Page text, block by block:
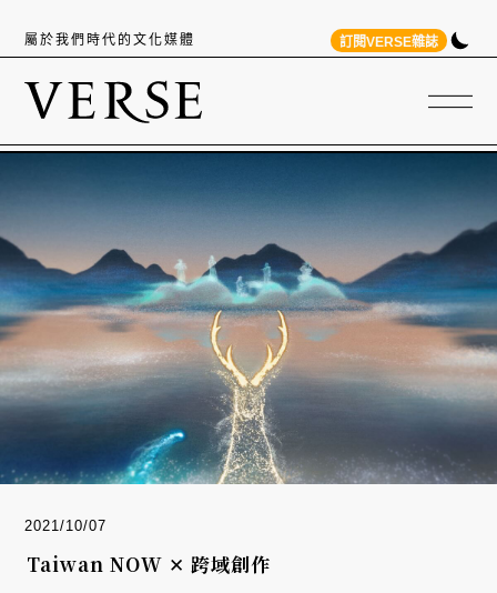
屬於我們時代的文化媒體 訂閱VERSE雜誌
2021/10/07
Taiwan NOW ✕ 跨域創作